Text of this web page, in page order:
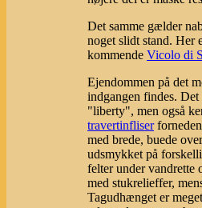
Det samme gælder
noget slidt stand. Her
kommende Vicolo di
Ejendommen på det
indgangen findes.
"liberty", men også
travertinfliserforneden
med brede, buede
udsmykket på
felter under vandrette
med stukrelieffer,
Tagudhænget er